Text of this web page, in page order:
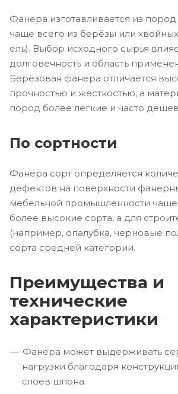
Фанера изготавливается из
чаще всего из берёзы или
ель). Выбор исходного сырья
долговечность и область
Берёзовая фанера отличается
прочностью и жёсткостью, а
пород более лёгкие и часто
По сортности
Фанера сорт определяется
дефектов на поверхности
мебельной промышленности
более высокие сорта, а для
(например, опалубка, черновые
сорта средней категории.
Преимущества и
технические
характеристики
Фанера может выдерживать
нагрузки благодаря
слоев шпона.